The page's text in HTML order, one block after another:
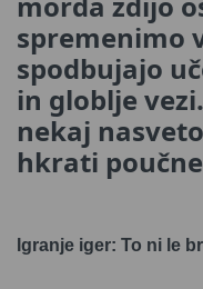
spremenimo
spodbujajo
in globlje
nekaj
hkrati
Igranje iger: To ni le